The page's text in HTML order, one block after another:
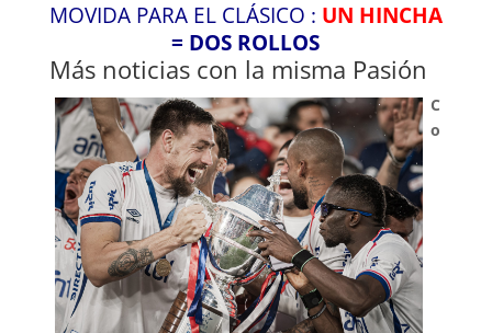
MOVIDA PARA EL CLÁSICO : UN HINCHA
= DOS ROLLOS
Más noticias con la misma Pasión
C
o